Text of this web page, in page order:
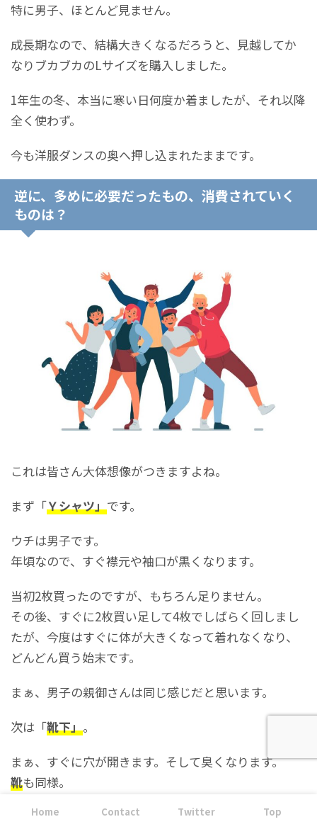
特に男子、ほとんど見ません。
成長期なので、結構大きくなるだろうと、見越してか
なりブカブカのLサイズを購入しました。
1年生の冬、本当に寒い日何度か着ましたが、それ以降
全く使わず。
今も洋服ダンスの奥へ押し込まれたままです。
逆に、多めに必要だったもの、消費されていく
ものは？
これは皆さん大体想像がつきますよね。
まず「Ｙシャツ」です。
ウチは男子です。
年頃なので、すぐ襟元や袖口が黒くなります。
当初2枚買ったのですが、もちろん足りません。
その後、すぐに2枚買い足して4枚でしばらく回しまし
たが、今度はすぐに体が大きくなって着れなくなり、
どんどん買う始末です。
まぁ、男子の親御さんは同じ感じだと思います。
次は「靴下」。
まぁ、すぐに穴が開きます。そして臭くなります。
靴も同様。
ジャケットやスラックスも成長が早いためすぐに着れ
Home Contact Twitter Top